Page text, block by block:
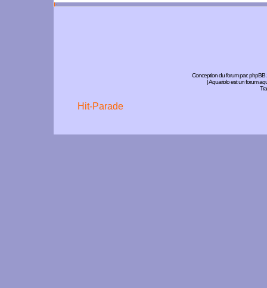
Conception du forum par:phpBB
| Aquariolo est un forum